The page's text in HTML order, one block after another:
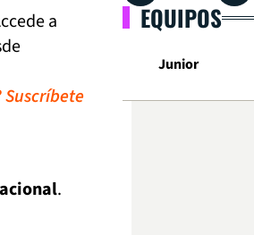
a
.
EQUIPOS
Junior